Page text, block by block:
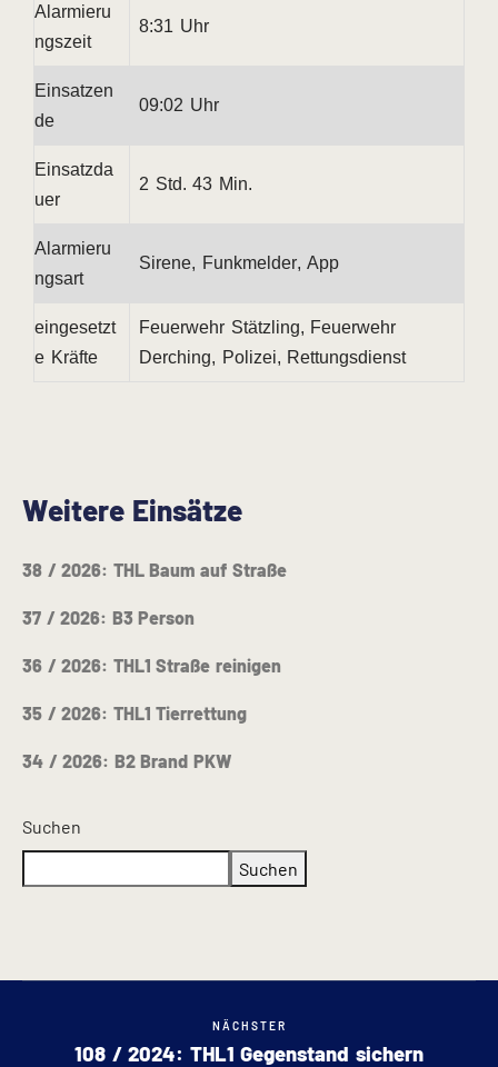
Alarmieru
ngszeit
8:31 Uhr
Einsatzen
de
09:02 Uhr
Einsatzda
uer
2 Std. 43 Min.
Alarmieru
ngsart
Sirene, Funkmelder, App
eingesetzt
e Kräfte
Feuerwehr Stätzling, Feuerwehr
Derching, Polizei, Rettungsdienst
Weitere Einsätze
38 / 2026: THL Baum auf Straße
37 / 2026: B3 Person
36 / 2026: THL1 Straße reinigen
35 / 2026: THL1 Tierrettung
34 / 2026: B2 Brand PKW
Suchen
Suchen
NÄCHSTER
108 / 2024: THL1 Gegenstand sichern